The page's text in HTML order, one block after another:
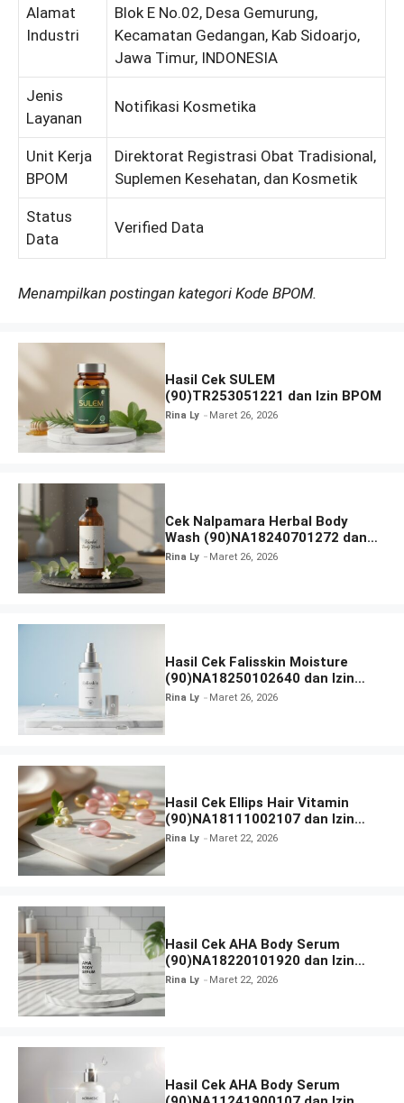
Alamat
Industri
Blok E No.02, Desa Gemurung,
Kecamatan Gedangan, Kab Sidoarjo,
Jawa Timur, INDONESIA
Jenis
Layanan
Notifikasi Kosmetika
Unit Kerja
BPOM
Direktorat Registrasi Obat Tradisional,
Suplemen Kesehatan, dan Kosmetik
Status
Data
Verified Data
Menampilkan postingan kategori Kode BPOM.
Hasil Cek SULEM
(90)TR253051221 dan Izin BPOM
Rina Ly Maret 26, 2026
Cek Nalpamara Herbal Body
Wash (90)NA18240701272 dan
Izin Bpom
Rina Ly Maret 26, 2026
Hasil Cek Falisskin Moisture
(90)NA18250102640 dan Izin
BPOM
Rina Ly Maret 26, 2026
Hasil Cek Ellips Hair Vitamin
(90)NA18111002107 dan Izin
BPOM
Rina Ly Maret 22, 2026
Hasil Cek AHA Body Serum
(90)NA18220101920 dan Izin
BPOM
Rina Ly Maret 22, 2026
Hasil Cek AHA Body Serum